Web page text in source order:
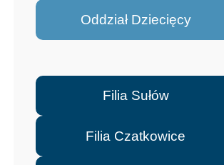
Oddział Dziecięcy
Filia Sułów
Filia Czatkowice